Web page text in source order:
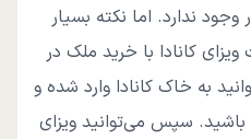
ندارد. اما نکته بسیار
کانادا با خرید ملک در
به خاک کانادا وارد شده و
سپس می‌توانید ویزای